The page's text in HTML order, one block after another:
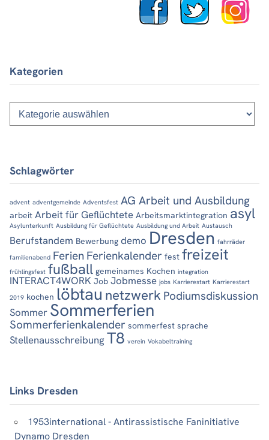
Kategorien
Kategorien
Schlagwörter
advent adventgemeinde Adventsfest AG Arbeit und Ausbildung
arbeit Arbeit für Geflüchtete Arbeitsmarktintegration asyl
Asylunterkunft Ausbildung für Geflüchtete Ausbildung und Arbeit Austausch
Berufstandem Bewerbung demo Dresden fahrräder
familienabend Ferien Ferienkalender fest freizeit
frühlingsfest fußball gemeinames Kochen integration
INTERACT4WORK Job Jobmesse jobs Karrierestart Karrierestart
2019 kochen löbtau netzwerk Podiumsdiskussion
Sommer Sommerferien
Sommerferienkalender sommerfest sprache
Stellenausschreibung T8 verein Vokabeltraining
Links Dresden
1953international - Antirassistische Faninitiative
Dynamo Dresden